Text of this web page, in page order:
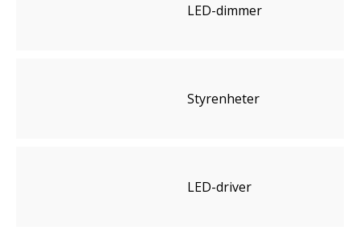
LED-dimmer
Styrenheter
LED-driver